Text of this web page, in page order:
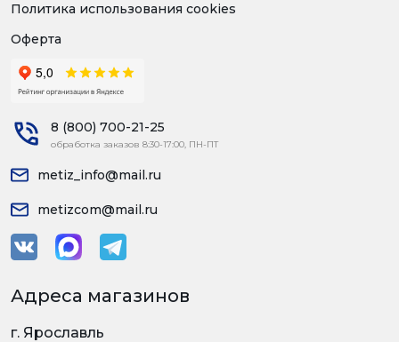
Политика использования cookies
Оферта
8 (800) 700-21-25
обработка заказов 8:30-17:00, ПН-ПТ
metiz_info@mail.ru
metizcom@mail.ru
Адреса магазинов
г. Ярославль